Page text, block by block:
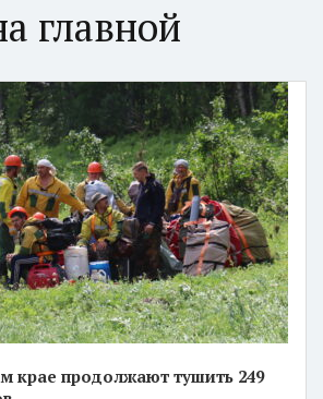
главной
крае продолжают тушить 249